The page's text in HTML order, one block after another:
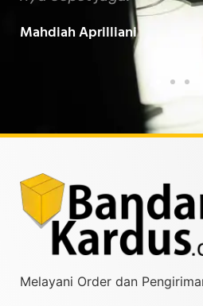
Baarokallahu Fiikum.."
Taufiqurrahman MZ
Melayani Order dan